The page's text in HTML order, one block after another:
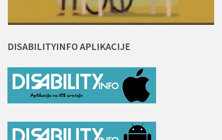
DISABILITYINFOAPLIKACIJE